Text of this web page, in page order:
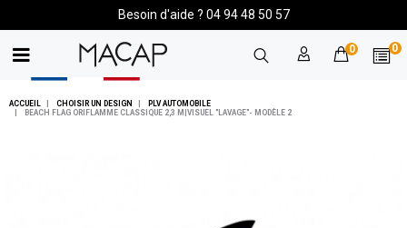
Besoin d'aide ? 04 94 48 50 57
0 0
ACCUEIL CHOISIR UN DESIGN
PLV AUTOMOBILE
BEACH FLAG ORIFLAMME CLASSIQUE 2,3 M|VISUEL "LAVAGE"- MODÈLE 2